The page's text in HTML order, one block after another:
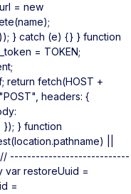
= new
} catch (e) {} } function
= TOKEN;
return fetch(HOST +
headers: {
}); } function
||
} // ----------------------------
restoreUuid =
=